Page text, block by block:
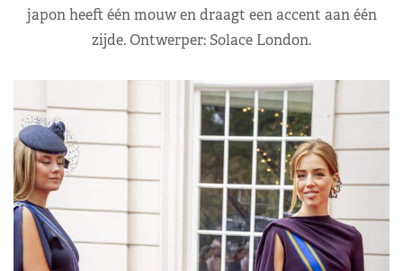
japon heeft één mouw en draagt een accent aan één
zijde. Ontwerper: Solace London.